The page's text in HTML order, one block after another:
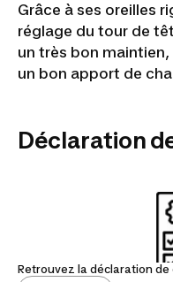
Grâce à ses oreilles
réglage du tour de
un très bon
un bon apport de
Déclaration
Retrouvez la déclaration